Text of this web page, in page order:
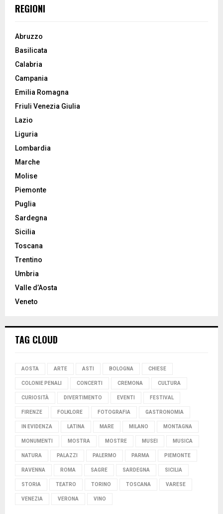
REGIONI
Abruzzo
Basilicata
Calabria
Campania
Emilia Romagna
Friuli Venezia Giulia
Lazio
Liguria
Lombardia
Marche
Molise
Piemonte
Puglia
Sardegna
Sicilia
Toscana
Trentino
Umbria
Valle d’Aosta
Veneto
TAG CLOUD
AOSTA ARTE ASTI BOLOGNA CHIESE
COLONIE PENALI CONCERTI CREMONA CULTURA
CURIOSITÀ DIVERTIMENTO EVENTI FESTIVAL
FIRENZE FOLKLORE FOTOGRAFIA GASTRONOMIA
IN EVIDENZA LATINA MARE MILANO MONTAGNA
MONUMENTI MOSTRA MOSTRE MUSEI MUSICA
NATURA PALAZZI PALERMO PARMA PIEMONTE
RAVENNA ROMA SAGRE SARDEGNA SICILIA
STORIA TEATRO TORINO TOSCANA VARESE
VENEZIA VERONA VINO